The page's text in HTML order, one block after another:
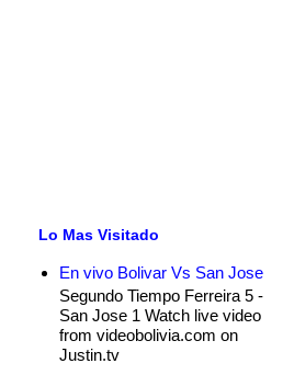
Lo Mas Visitado
En vivo Bolivar Vs San Jose
Segundo Tiempo Ferreira 5 -
San Jose 1 Watch live video
from videobolivia.com on
Justin.tv